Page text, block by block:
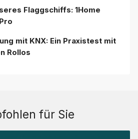
Flaggschiffs: 1Home
mit KNX: Ein Praxistest mit
Rollos
für Sie